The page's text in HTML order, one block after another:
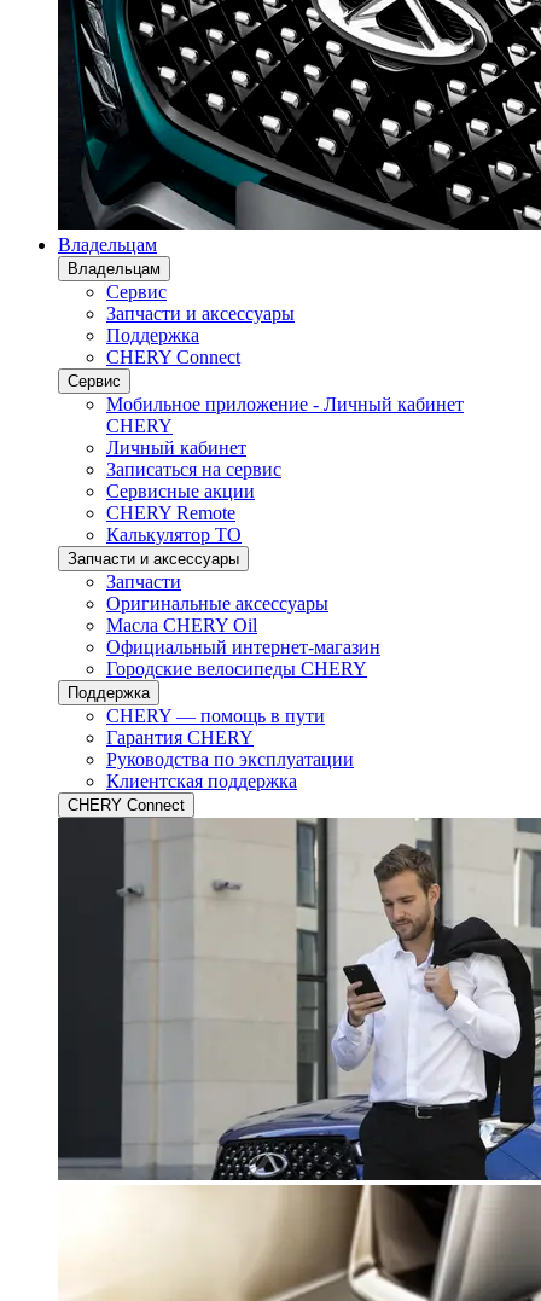
Владельцам
Владельцам
Сервис
Запчасти и аксессуары
Поддержка
CHERY Connect
Сервис
Мобильное приложение - Личный кабинет
CHERY
Личный кабинет
Записаться на сервис
Сервисные акции
CHERY Remote
Калькулятор ТО
Запчасти и аксессуары
Запчасти
Оригинальные аксессуары
Масла CHERY Oil
Официальный интернет-магазин
Городские велосипеды CHERY
Поддержка
CHERY — помощь в пути
Гарантия CHERY
Руководства по эксплуатации
Клиентская поддержка
CHERY Connect